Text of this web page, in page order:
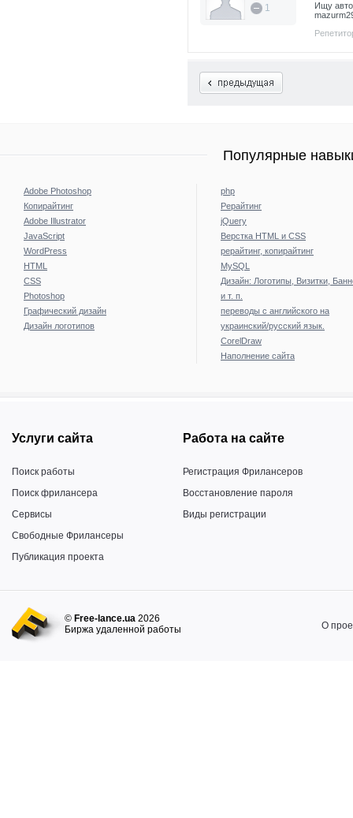
1
Ищу
Популярные
Adobe Photoshop
Копирайтинг
Adobe Illustrator
JavaScript
WordPress
HTML
CSS
Photoshop
Графический дизайн
Дизайн логотипов
php
Рерайтинг
jQuery
Верстка HTML и CSS
рерайтинг, копирайтинг
MySQL
Дизайн: Логотипы, Визитки,
и т. п.
переводы с английского на
украинский/русский язык.
CorelDraw
Наполнение сайта
Услуги сайта
Поиск работы
Поиск фрилансера
Сервисы
Свободные Фрилансеры
Публикация проекта
Работа на сайте
Регистрация Фрилансеров
Восстановление пароля
Виды регистрации
© Free-lance.ua 2026
Биржа удаленной работы
О